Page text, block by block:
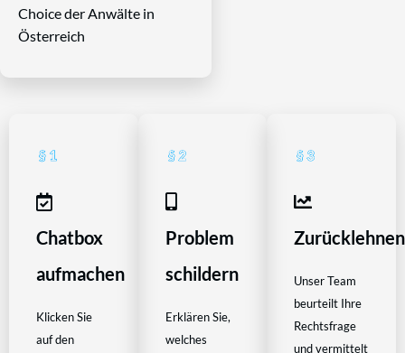
Choice der Anwälte in
Österreich
Chatbox
aufmachen
Klicken Sie
auf den
Problem
schildern
Erklären Sie,
welches
Zurücklehnen
Unser Team
beurteilt Ihre
Rechtsfrage
und vermittelt